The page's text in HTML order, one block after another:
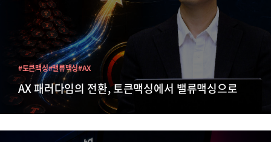
AX 패러다임의 전환, 토큰맥싱에서 밸류맥싱으로
#토큰맥싱#밸류맥싱#AX